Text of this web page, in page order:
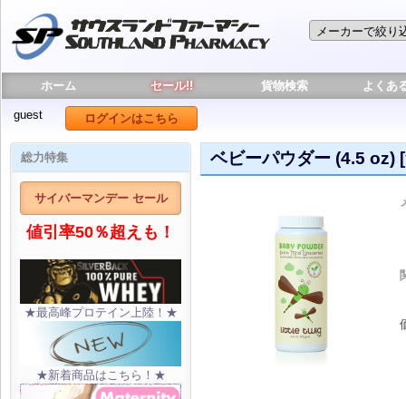
ホーム セール!! 貨物検索 よくあ
guest ログインはこちら
総力特集
サイバーマンデー セール
値引率50％超えも！
★最高峰プロテイン上陸！★
★新着商品はこちら！★
ベビーパウダー (4.5 oz)